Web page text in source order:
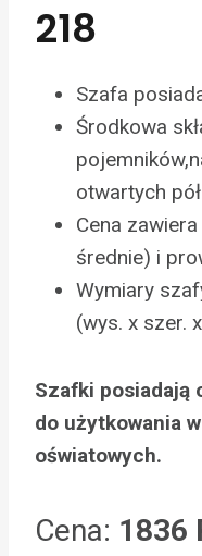
218
Szafa
Środkowa
otwartych
Cena
średnie) i
Wymiary
(wys. x szer.
Szafki
do użytkowania
oświatowych.
Cena: 1836